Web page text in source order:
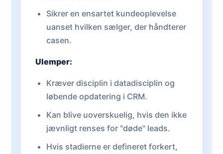
Sikrer en ensartet kundeoplevelse
uanset hvilken sælger, der håndterer
casen.
Ulemper:
Kræver disciplin i datadisciplin og
løbende opdatering i CRM.
Kan blive uoverskuelig, hvis den ikke
jævnligt renses for "døde" leads.
Hvis stadierne er defineret forkert,